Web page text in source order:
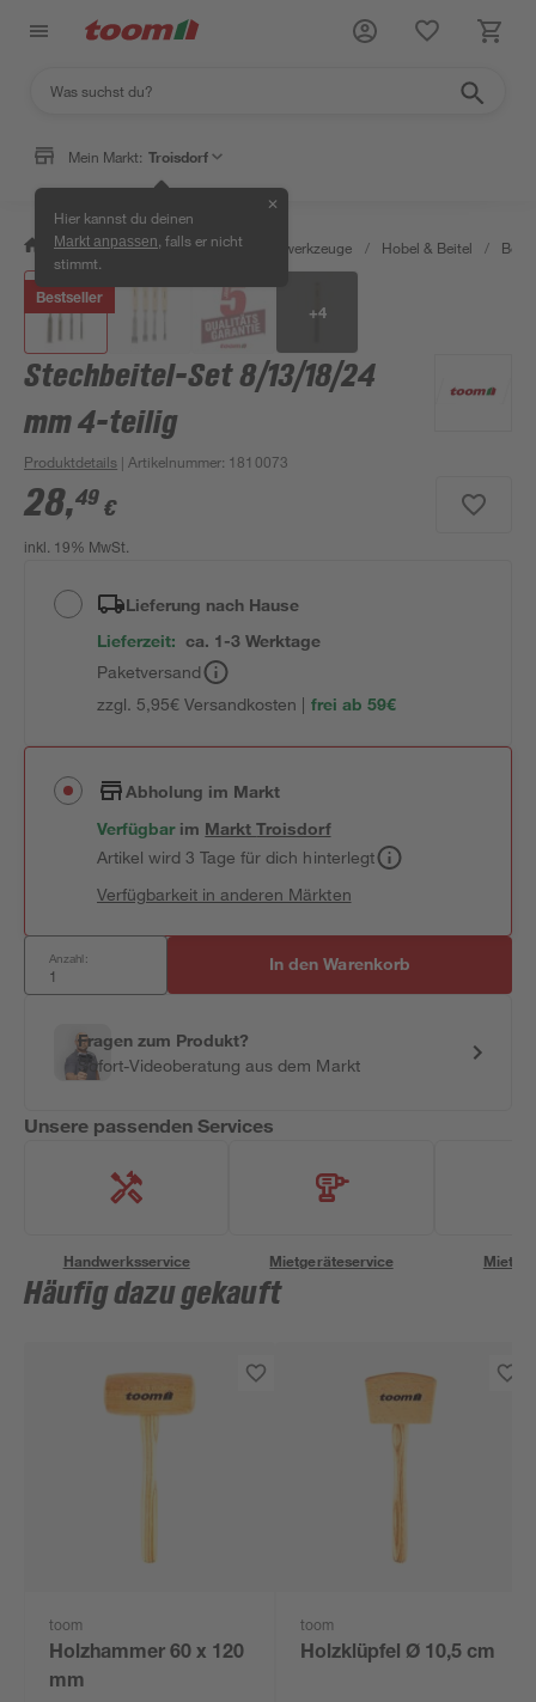
Mein Markt: Troisdorf
Hier kannst du deinen
Markt anpassen , falls er nicht
stimmt.
✕
/ Werkstatt & Maschinen / Handwerkzeuge / Hobel & Beitel / Beitel
Bestseller
+4
Stechbeitel-Set 8/13/18/24
mm 4-teilig
Produktdetails | Artikelnummer: 1810073
28,49 €
inkl. 19% MwSt.
Lieferung nach Hause
Lieferzeit: ca. 1-3 Werktage
Paketversand
zzgl. 5,95€ Versandkosten | frei ab 59€
Abholung im Markt
Verfügbar im MarktTroisdorf
Artikel wird 3 Tage für dich hinterlegt
Verfügbarkeit in anderen Märkten
Anzahl: In den Warenkorb
Fragen zum Produkt?
Sofort-Videoberatung aus dem Markt
Unsere passenden Services
Handwerksservice Mietgeräteservice
Häufig dazu gekauft
toom
Holzhammer 60 x 120
mm
toom
Holzklüpfel Ø 10,5 cm